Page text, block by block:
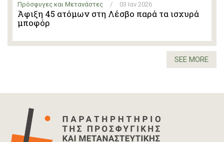
Πρόσφυγες και Μετανάστες / 03 Ιαν 2026
Άφιξη 45 ατόμων στη Λέσβο παρά τα ισχυρά
μποφόρ
SEE MORE